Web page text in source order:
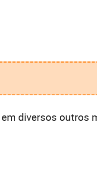
diversos outros